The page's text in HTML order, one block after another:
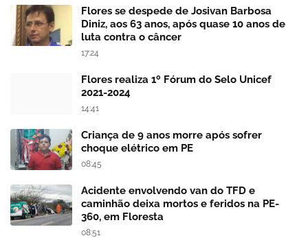
Flores se despede de Josivan Barbosa
Diniz, aos 63 anos, após quase 10 anos de
luta contra o câncer
17:24
Flores realiza 1º Fórum do Selo Unicef
2021-2024
14:41
Criança de 9 anos morre após sofrer
choque elétrico em PE
08:45
Acidente envolvendo van do TFD e
caminhão deixa mortos e feridos na PE-
360, em Floresta
08:51